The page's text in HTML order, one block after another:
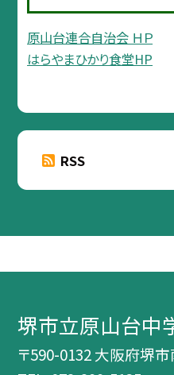
原山台連合自治会 ＨＰ
はらやまひかり食堂HP
RSS
堺市立原山台中
〒590-0132 大阪府堺